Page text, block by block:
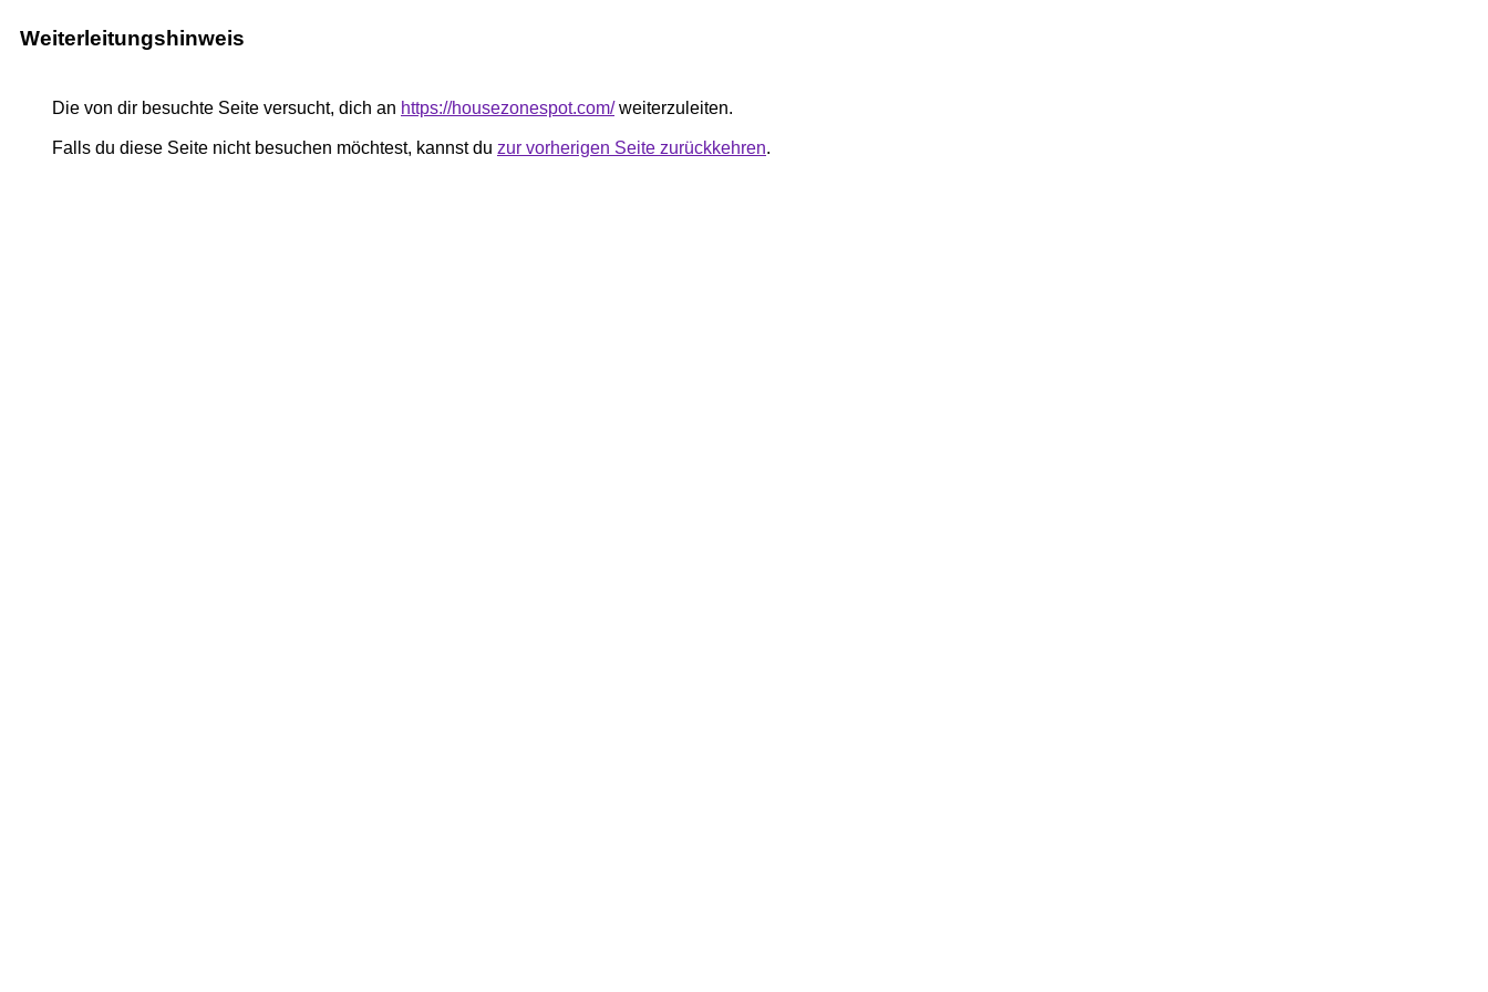
Weiterleitungshinweis
Die von dir besuchte Seite versucht, dich an https://housezonespot.com/weiterzuleiten.
Falls du diese Seite nicht besuchen möchtest, kannst du zur vorherigen Seite zurückkehren.